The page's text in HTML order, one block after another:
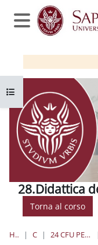
Vai al contenuto principale
Pannello laterale
28.Didattica
Torna al corso
HOME 24 CFU PER L'INSEGNAMENTO
Apri indice del corso